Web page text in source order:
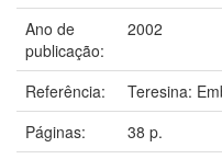
Ano de
publicação:
2002
Referência:
Teresina:
Páginas:
38 p.